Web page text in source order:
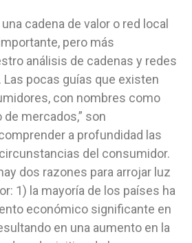
cadena de valor o red local
pero más
análisis de cadenas y redes
pocas guías que existen
con nombres como
mercados,” son
a profundidad las
del consumidor.
dos razones para arrojar luz
1) la mayoría de los países ha
económico significante en
en una aumento en la